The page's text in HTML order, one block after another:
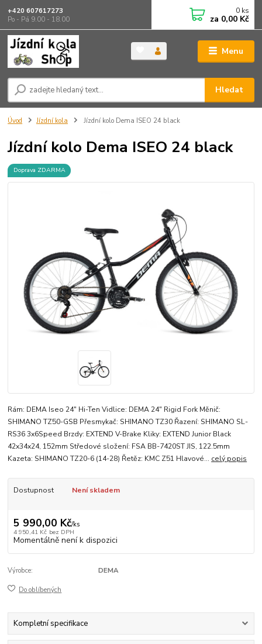
Menu
Hledat
+420 607617273
Po - Pá 9.00 - 18.00
0 ks
za 0,00 Kč
Úvod Jízdní kola Jízdní kolo Dema ISEO 24 black
Jízdní kolo Dema ISEO 24 black
Doprava ZDARMA
Rám: DEMA Iseo 24" Hi-Ten Vidlice: DEMA 24" Rigid Fork Měnič:
SHIMANO TZ50-GSB Přesmykač: SHIMANO TZ30 Řazení: SHIMANO SL-
RS36 3x6Speed Brzdy: EXTEND V-Brake Kliky: EXTEND Junior Black
42x34x24, 152mm Středové složení: FSA BB-7420ST JIS, 122.5mm
Kazeta: SHIMANO TZ20-6 (14-28) Řetěz: KMC Z51 Hlavové... celý popis
Dostupnost Není skladem
5 990,00 Kč/ks
4 950,41 Kč bez DPH
Momentálně není k dispozici
Výrobce: DEMA
Do oblíbených
Kompletní specifikace